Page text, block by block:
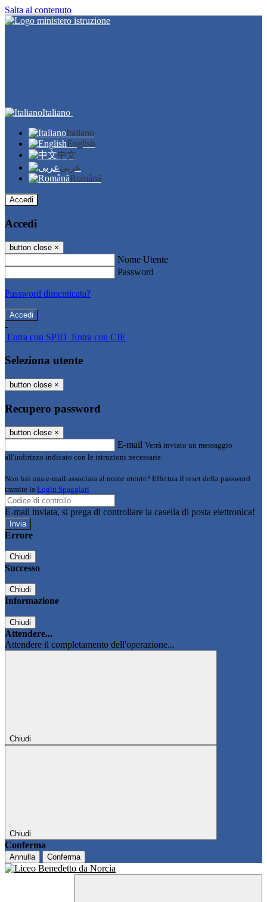
Salta al contenuto
Italiano
Italiano
English
中文
عربى
Română
Accedi
Accedi
button close ×
Nome Utente
Password
Password dimenticata?
-
Entra con SPID Entra con CIE
Seleziona utente
button close ×
Recupero password
button close ×
E-mail Verrà inviato un messaggio
all'indirizzo indicato con le istruzioni necessarie.
Non hai una e-mail associata al nome utente? Effettua il reset della password
tramite la Login Spaggiari
E-mail inviata, si prega di controllare la casella di posta elettronica!
Errore
Chiudi
Successo
Chiudi
Informazione
Chiudi
Attendere...
Attendere il completamento dell'operazione...
Chiudi
Chiudi
Conferma
Annulla Conferma